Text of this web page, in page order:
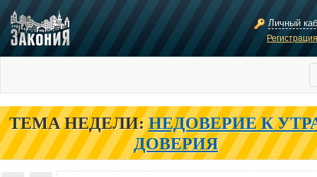
Личный
ТЕМА НЕДЕЛИ: НЕДОВЕРИЕ К
ДОВЕРИЯ